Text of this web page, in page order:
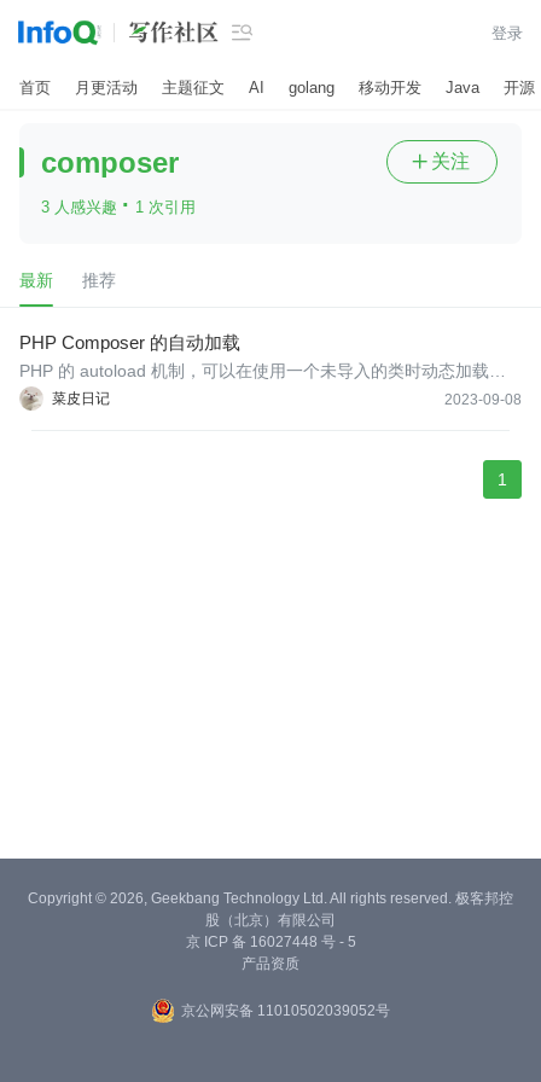
 登录
首页 月更活动 主题征文 AI golang 移动开发 Java 开源
composer
3 人感兴趣 · 1 次引用
 关注
最新 推荐
PHP Composer 的自动加载
菜皮日记 2023-09-08
PHP 的 autoload 机制，可以在使用一个未导入的类时动态加载该
类，从而实现延迟加载和管理依赖类文件的目的。
1
Copyright © 2026, Geekbang Technology Ltd. All rights reserved. 极客邦控
股（北京）有限公司
京 ICP 备 16027448 号 - 5
产品资质
京公网安备 11010502039052号